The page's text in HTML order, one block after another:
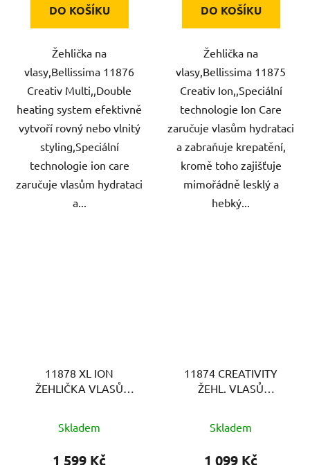
DO KOŠÍKU
Žehlička na
vlasy,Bellissima 11876
Creativ Multi,,Double
heating system efektivně
vytvoří rovný nebo vlnitý
styling,Speciální
technologie ion care
zaručuje vlasům hydrataci
a...
DO KOŠÍKU
Žehlička na
vlasy,Bellissima 11875
Creativ Ion,,Speciální
technologie Ion Care
zaručuje vlasům hydrataci
a zabraňuje krepatění,
kromě toho zajišťuje
mimořádně lesklý a
hebký...
11878 XL ION
ŽEHLIČKA VLASŮ
Skladem
1 599 Kč
11874 CREATIVITY
ŽEHL. VLASŮ
Skladem
1 099 Kč